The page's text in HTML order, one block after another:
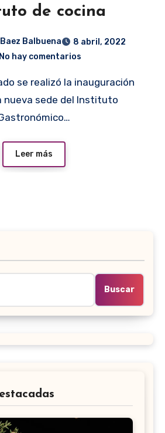
de cocina
Balbuena
8 abril, 2022
No hay comentarios
nueva sede del Instituto
Leer más
Buscar